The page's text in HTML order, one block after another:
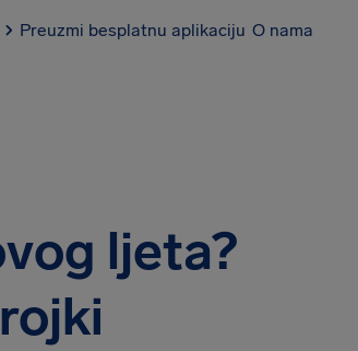
Preuzmi besplatnu aplikaciju O nama
ljeta?